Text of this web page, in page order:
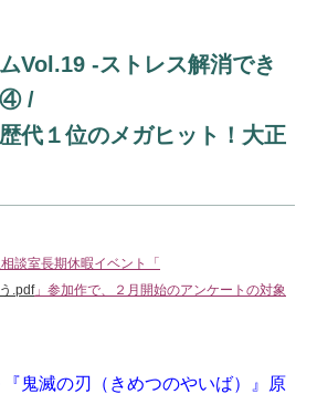
Vol.19 -ストレス解消でき
④ /
代１位のメガヒット！大正
談室長期休暇イベント「
.pdf」 参加作で、２月開始のアンケートの対象
鬼滅の刃（きめつのやいば）』原